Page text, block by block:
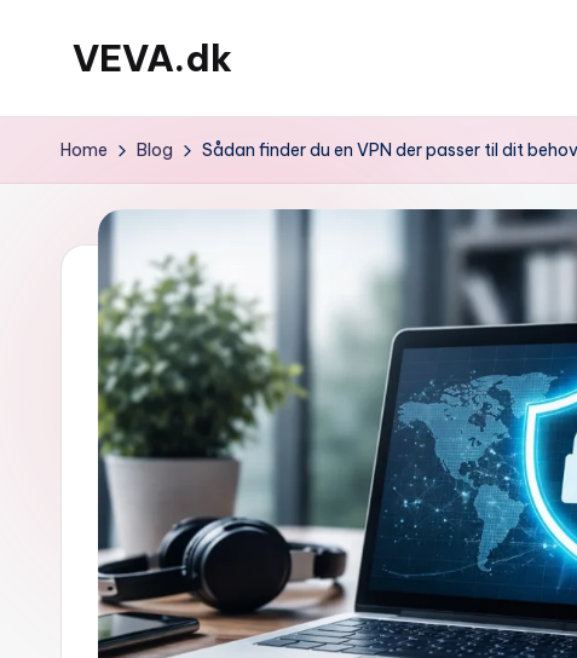
VEVA.dk
Home Blog Sådan finder du en VPN der passer til dit behov